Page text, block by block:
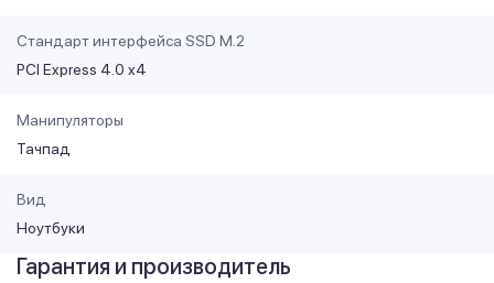
Стандарт интерфейса SSD M.2
PCI Express 4.0 x4
Манипуляторы
Тачпад
Вид
Ноутбуки
Гарантия и производитель